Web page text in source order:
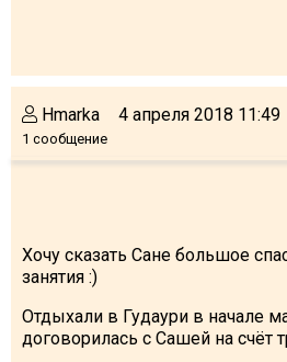
Hmarka
1 сообщение
4 апреля 2018 11:49
Хочу сказать Сане большое
занятия :)
Отдыхали в Гудаури в начале
договорилась с Сашей на счёт